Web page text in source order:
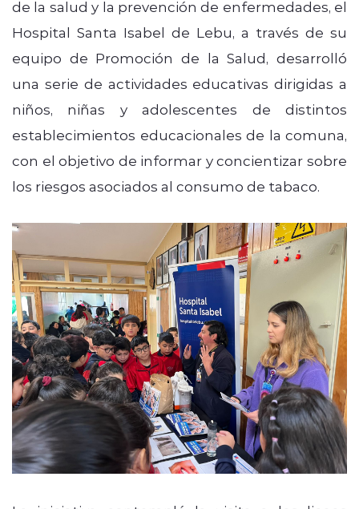
de la salud y la prevención de enfermedades, el
Hospital Santa Isabel de Lebu, a través de su
equipo de Promoción de la Salud, desarrolló
una serie de actividades educativas dirigidas a
niños, niñas y adolescentes de distintos
establecimientos educacionales de la comuna,
con el objetivo de informar y concientizar sobre
los riesgos asociados al consumo de tabaco.